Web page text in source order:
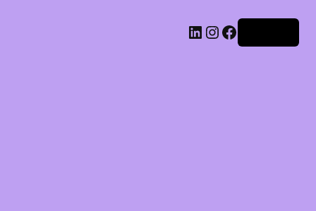
LinkedIn
Instagram
Facebook